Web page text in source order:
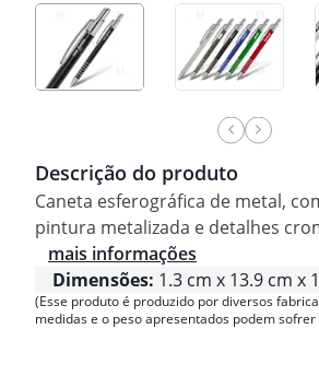
Descrição do produto
Caneta esferográfica de metal,
pintura metalizada e detalhes
mais informações
Dimensões: 1.3 cm x 13.9 cm x
(Esse produto é produzido por diversos
medidas e o peso apresentados podem